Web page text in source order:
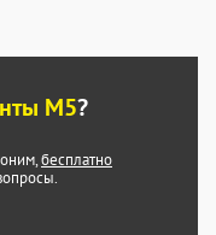
М5?
бесплатно